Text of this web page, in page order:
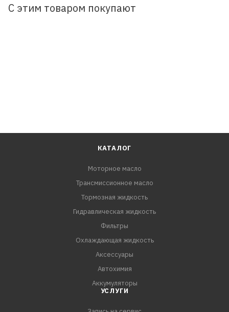
С этим товаром покупают
КАТАЛОГ
Моторное масло
Трансмиссионное масло
Тормозная жидкость
Гидравлическая жидкость
Фильтры
Охлаждающая жидкость
Аксессуары
Автохимия
Аккумуляторы
УСЛУГИ